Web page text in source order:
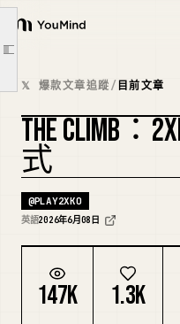
YouMind
概覽
使用案例
技能
提示詞
定價
文章大綱
選擇增幅
獲得獎勵
再次攀登
𝕏 爆款文章追蹤/ 目前文章
THE CLIMB：
式
@PLAY2XKO
英語2026年6月08日
147K 1.3K